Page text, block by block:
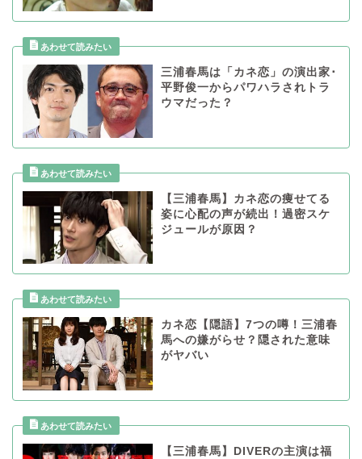
三浦春馬は「カネ恋」の演出家･
平野俊一からパワハラされトラ
ウマだった？
【三浦春馬】カネ恋の痩せてる
姿に心配の声が続出！過密スケ
ジュールが原因？
カネ恋【隠語】7つの噂！三浦春
馬への嫌がらせ？隠された意味
がヤバい
【三浦春馬】DIVERの主演は福